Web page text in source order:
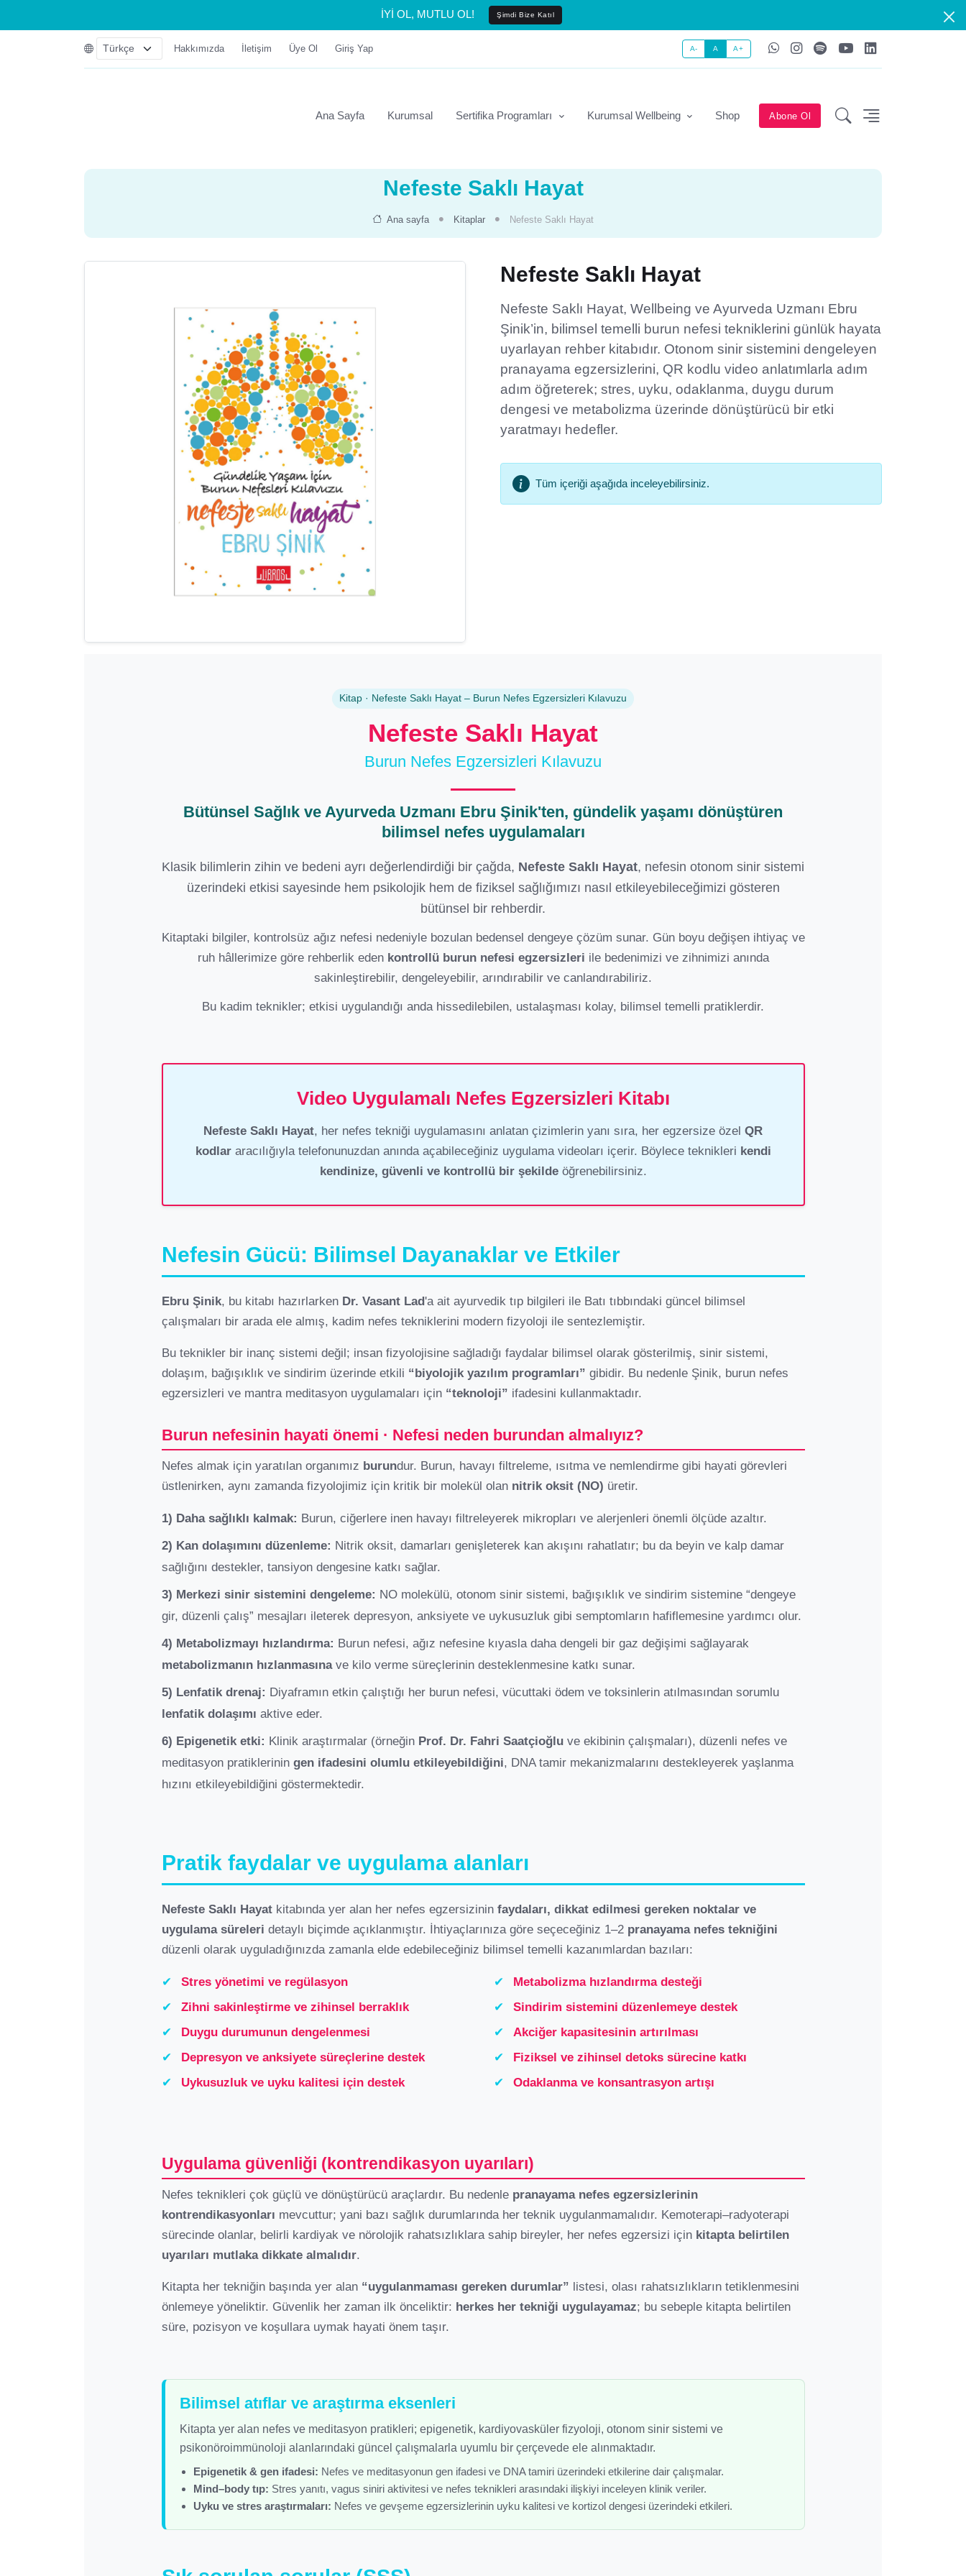
İYİ OL, MUTLU OL! Şimdi Bize Katıl
Hakkımızda İletişim Üye Ol Giriş Yap A- A A+
Ana Sayfa Kurumsal Sertifika Programları Kurumsal Wellbeing Shop Abone Ol
Nefeste Saklı Hayat
Ana sayfa Kitaplar Nefeste Saklı Hayat
Nefeste Saklı Hayat
Nefeste Saklı Hayat, Wellbeing ve Ayurveda Uzmanı Ebru
Şinik’in, bilimsel temelli burun nefesi tekniklerini günlük hayata
uyarlayan rehber kitabıdır. Otonom sinir sistemini dengeleyen
pranayama egzersizlerini, QR kodlu video anlatımlarla adım
adım öğreterek; stres, uyku, odaklanma, duygu durum
dengesi ve metabolizma üzerinde dönüştürücü bir etki
yaratmayı hedefler.
Tüm içeriği aşağıda inceleyebilirsiniz.
Kitap · Nefeste Saklı Hayat – Burun Nefes Egzersizleri Kılavuzu
Nefeste Saklı Hayat
Burun Nefes Egzersizleri Kılavuzu
Bütünsel Sağlık ve Ayurveda Uzmanı Ebru Şinik'ten, gündelik yaşamı dönüştüren
bilimsel nefes uygulamaları
Klasik bilimlerin zihin ve bedeni ayrı değerlendirdiği bir çağda, Nefeste Saklı Hayat, nefesin otonom sinir sistemi
üzerindeki etkisi sayesinde hem psikolojik hem de fiziksel sağlığımızı nasıl etkileyebileceğimizi gösteren
bütünsel bir rehberdir.
Kitaptaki bilgiler, kontrolsüz ağız nefesi nedeniyle bozulan bedensel dengeye çözüm sunar. Gün boyu değişen ihtiyaç ve
ruh hâllerimize göre rehberlik eden kontrollü burun nefesi egzersizleri ile bedenimizi ve zihnimizi anında
sakinleştirebilir, dengeleyebilir, arındırabilir ve canlandırabiliriz.
Bu kadim teknikler; etkisi uygulandığı anda hissedilebilen, ustalaşması kolay, bilimsel temelli pratiklerdir.
Video Uygulamalı Nefes Egzersizleri Kitabı
Nefeste Saklı Hayat, her nefes tekniği uygulamasını anlatan çizimlerin yanı sıra, her egzersize özel QR
kodlararacılığıyla telefonunuzdan anında açabileceğiniz uygulama videoları içerir. Böylece teknikleri kendi
kendinize, güvenli ve kontrollü bir şekildeöğrenebilirsiniz.
Nefesin Gücü: Bilimsel Dayanaklar ve Etkiler
Ebru Şinik, bu kitabı hazırlarken Dr. Vasant Lad'a ait ayurvedik tıp bilgileri ile Batı tıbbındaki güncel bilimsel
çalışmaları bir arada ele almış, kadim nefes tekniklerini modern fizyoloji ile sentezlemiştir.
Bu teknikler bir inanç sistemi değil; insan fizyolojisine sağladığı faydalar bilimsel olarak gösterilmiş, sinir sistemi,
dolaşım, bağışıklık ve sindirim üzerinde etkili “biyolojik yazılım programları” gibidir. Bu nedenle Şinik, burun nefes
egzersizleri ve mantra meditasyon uygulamaları için “teknoloji” ifadesini kullanmaktadır.
Burun nefesinin hayati önemi · Nefesi neden burundan almalıyız?
Nefes almak için yaratılan organımız burundur. Burun, havayı filtreleme, ısıtma ve nemlendirme gibi hayati görevleri
üstlenirken, aynı zamanda fizyolojimiz için kritik bir molekül olan nitrik oksit (NO) üretir.
1) Daha sağlıklı kalmak: Burun, ciğerlere inen havayı filtreleyerek mikropları ve alerjenleri önemli ölçüde azaltır.
2) Kan dolaşımını düzenleme: Nitrik oksit, damarları genişleterek kan akışını rahatlatır; bu da beyin ve kalp damar
sağlığını destekler, tansiyon dengesine katkı sağlar.
3) Merkezi sinir sistemini dengeleme: NO molekülü, otonom sinir sistemi, bağışıklık ve sindirim sistemine “dengeye
gir, düzenli çalış” mesajları ileterek depresyon, anksiyete ve uykusuzluk gibi semptomların hafiflemesine yardımcı olur.
4) Metabolizmayı hızlandırma: Burun nefesi, ağız nefesine kıyasla daha dengeli bir gaz değişimi sağlayarak
metabolizmanın hızlanmasınave kilo verme süreçlerinin desteklenmesine katkı sunar.
5) Lenfatik drenaj: Diyaframın etkin çalıştığı her burun nefesi, vücuttaki ödem ve toksinlerin atılmasından sorumlu
lenfatik dolaşımı aktive eder.
6) Epigenetik etki: Klinik araştırmalar (örneğin Prof. Dr. Fahri Saatçioğluve ekibinin çalışmaları), düzenli nefes ve
meditasyon pratiklerinin gen ifadesini olumlu etkileyebildiğini, DNA tamir mekanizmalarını destekleyerek yaşlanma
hızını etkileyebildiğini göstermektedir.
Pratik faydalar ve uygulama alanları
Nefeste Saklı Hayatkitabında yer alan her nefes egzersizinin faydaları, dikkat edilmesi gereken noktalar ve
uygulama süreleri detaylı biçimde açıklanmıştır. İhtiyaçlarınıza göre seçeceğiniz 1–2 pranayama nefes tekniğini
düzenli olarak uyguladığınızda zamanla elde edebileceğiniz bilimsel temelli kazanımlardan bazıları:
✔ Stres yönetimi ve regülasyon ✔
Metabolizma hızlandırma desteği
✔
Zihni sakinleştirme ve zihinsel berraklık ✔
Sindirim sistemini düzenlemeye destek
✔
Duygu durumunun dengelenmesi ✔
Akciğer kapasitesinin artırılması
✔
Depresyon ve anksiyete süreçlerine destek ✔
Fiziksel ve zihinsel detoks sürecine katkı
✔
Uykusuzluk ve uyku kalitesi için destek ✔ Odaklanma ve konsantrasyon artışı
Uygulama güvenliği (kontrendikasyon uyarıları)
Nefes teknikleri çok güçlü ve dönüştürücü araçlardır. Bu nedenle pranayama nefes egzersizlerinin
kontrendikasyonları mevcuttur; yani bazı sağlık durumlarında her teknik uygulanmamalıdır. Kemoterapi–radyoterapi
sürecinde olanlar, belirli kardiyak ve nörolojik rahatsızlıklara sahip bireyler, her nefes egzersizi için kitapta belirtilen
uyarıları mutlaka dikkate almalıdır.
Kitapta her tekniğin başında yer alan “uygulanmaması gereken durumlar” listesi, olası rahatsızlıkların tetiklenmesini
önlemeye yöneliktir. Güvenlik her zaman ilk önceliktir: herkes her tekniği uygulayamaz; bu sebeple kitapta belirtilen
süre, pozisyon ve koşullara uymak hayati önem taşır.
Bilimsel atıflar ve araştırma eksenleri
Kitapta yer alan nefes ve meditasyon pratikleri; epigenetik, kardiyovasküler fizyoloji, otonom sinir sistemi ve
psikonöroimmünoloji alanlarındaki güncel çalışmalarla uyumlu bir çerçevede ele alınmaktadır.
Epigenetik & gen ifadesi: Nefes ve meditasyonun gen ifadesi ve DNA tamiri üzerindeki etkilerine dair çalışmalar.
Mind–body tıp: Stres yanıtı, vagus siniri aktivitesi ve nefes teknikleri arasındaki ilişkiyi inceleyen klinik veriler.
Uyku ve stres araştırmaları: Nefes ve gevşeme egzersizlerinin uyku kalitesi ve kortizol dengesi üzerindeki etkileri.